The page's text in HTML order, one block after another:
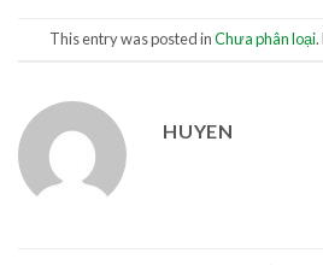
This entry was posted inChưa phân loại.
HUYEN